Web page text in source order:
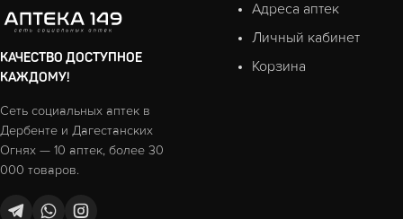
КАЧЕСТВО ДОСТУПНОЕ
КАЖДОМУ!
Сеть социальных аптек в
Дербенте и Дагестанских
Огнях — 10 аптек, более 30
000 товаров.
Адреса аптек
Личный кабинет
Корзина